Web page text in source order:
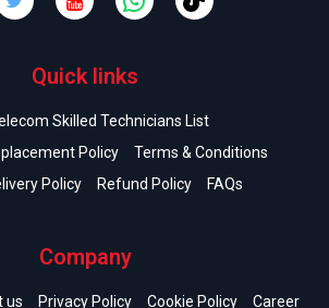
Quick links
Skilled Technicians List
Policy
Terms & Conditions
Policy
Refund Policy FAQs
Company
us Privacy Policy Cookie Policy Career